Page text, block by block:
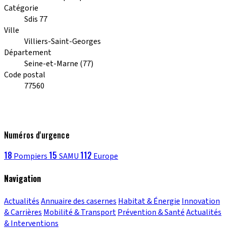
Catégorie
Sdis 77
Ville
Villiers-Saint-Georges
Département
Seine-et-Marne (77)
Code postal
77560
Numéros d'urgence
18 Pompiers 15 SAMU 112 Europe
Navigation
ActualitésAnnuaire des casernes Habitat & Énergie Innovation
& Carrières Mobilité & TransportPrévention & SantéActualités
& Interventions